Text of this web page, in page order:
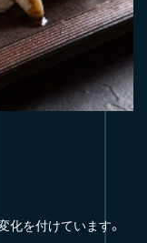
を付けています。